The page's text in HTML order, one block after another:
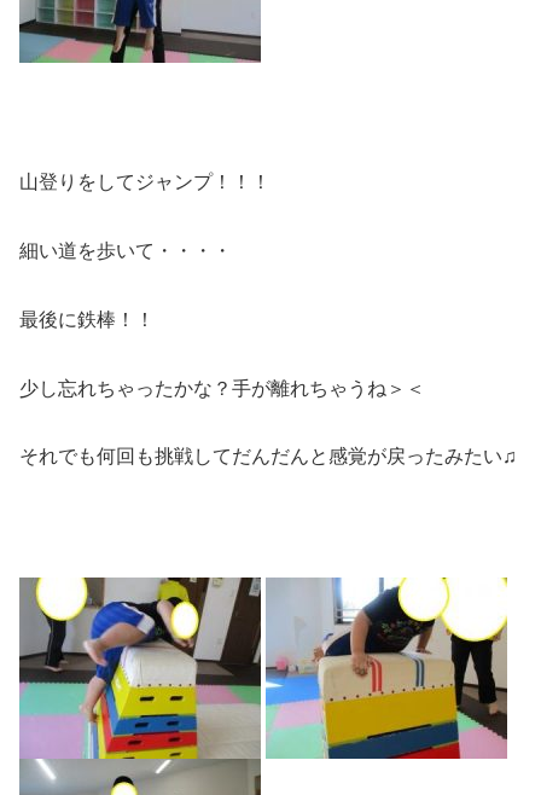
山登りをしてジャンプ！！！
細い道を歩いて・・・・
最後に鉄棒！！
少し忘れちゃったかな？手が離れちゃうね＞＜
それでも何回も挑戦してだんだんと感覚が戻ったみたい♫